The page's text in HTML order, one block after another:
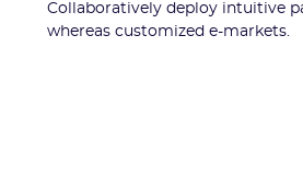
Collaboratively deploy intuitive
whereas customized e-markets.